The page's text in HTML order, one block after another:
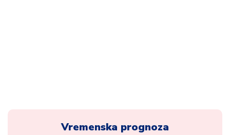
Vremenska prognoza